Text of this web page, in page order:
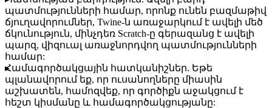
պատմությունների համար, որոնք ունեն բազմաթիվ
ճյուղավորումներ, Twine-ն առաջարկում է ավելի մեծ
ճկունություն, մինչդեռ Scratch-ը գերազանց է ավելի
պարզ, վիզուալ առաջնորդվող պատմությունների
համար:
Համագործակցային հատկանիշներ. Եթե
պլանավորում եք, որ ուսանողները միասին
աշխատեն, համոզվեք, որ գործիքն աջակցում է
հեշտ կիսմանը և համագործակցությանը: